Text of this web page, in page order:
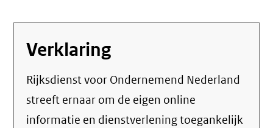
Verklaring
Rijksdienst voor Ondernemend Nederland
streeft ernaar om de eigen online
informatie en dienstverlening toegankelijk